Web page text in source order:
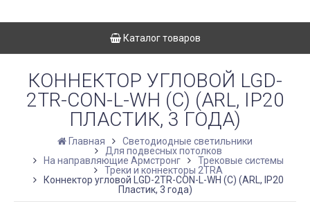
Каталог товаров
КОННЕКТОР УГЛОВОЙ LGD-
2TR-CON-L-WH (C) (ARL, IP20
ПЛАСТИК, 3 ГОДА)
Главная
Светодиодные светильники
Для подвесных потолков
На направляющие Армстронг
Трековые системы
Треки и коннекторы 2TRA
Коннектор угловой LGD-2TR-CON-L-WH (C) (ARL, IP20
Пластик, 3 года)